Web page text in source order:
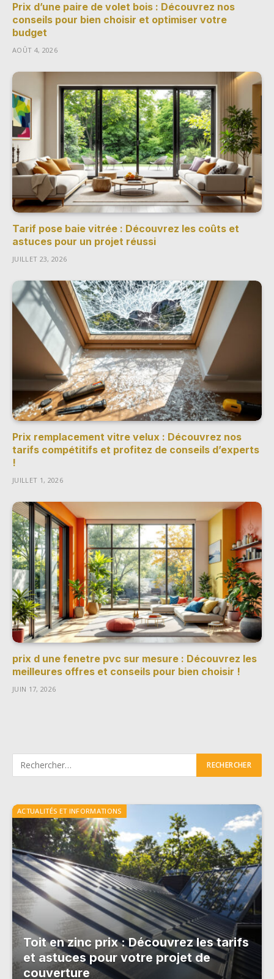
Prix d’une paire de volet bois : Découvrez nos
conseils pour bien choisir et optimiser votre
budget
AOÛT 4, 2026
Tarif pose baie vitrée : Découvrez les coûts et
astuces pour un projet réussi
JUILLET 23, 2026
Prix remplacement vitre velux : Découvrez nos
tarifs compétitifs et profitez de conseils d’experts
!
JUILLET 1, 2026
prix d une fenetre pvc sur mesure : Découvrez les
meilleures offres et conseils pour bien choisir !
JUIN 17, 2026
ACTUALITÉS ET INFORMATIONS
Toit en zinc prix : Découvrez les tarifs
et astuces pour votre projet de
couverture